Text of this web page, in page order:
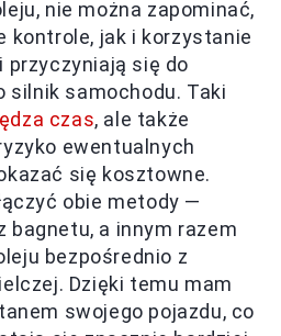
nie można zapominać,
kontrole, jak i korzystanie
przyczyniają się do
silnik samochodu. Taki
czas, ale także
ewentualnych
się kosztowne.
obie metody —
bagnetu, a innym razem
bezpośrednio z
Dzięki temu mam
swojego pojazdu, co